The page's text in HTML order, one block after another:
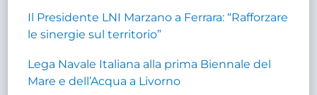
Il Presidente LNI Marzano a Ferrara: “Rafforzare
le sinergie sul territorio”
Lega Navale Italiana alla prima Biennale del
Mare e dell’Acqua a Livorno